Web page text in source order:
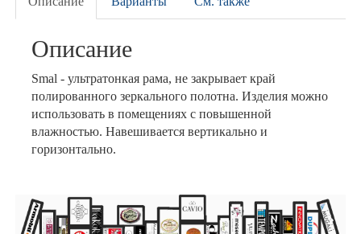
Описание
Smal - ультратонкая рама, не закрывает край
полированного зеркального полотна. Изделия можно
использовать в помещениях с повышенной
влажностью. Навешивается вертикально и
горизонтально.